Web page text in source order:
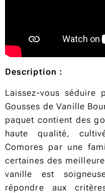
Description :
Laissez-vous séduire
Gousses de Vanille
paquet contient des
haute qualité,
Comores par une
certaines des
vanille est
répondre aux